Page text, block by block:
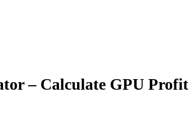
– Calculate GPU Profit